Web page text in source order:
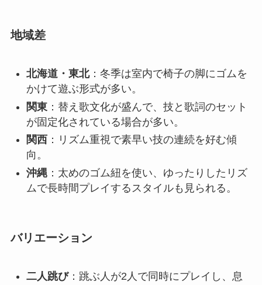
地域差
北海道・東北：冬季は室内で椅子の脚にゴムを
かけて遊ぶ形式が多い。
関東：替え歌文化が盛んで、技と歌詞のセット
が固定化されている場合が多い。
関西：リズム重視で素早い技の連続を好む傾
向。
沖縄：太めのゴム紐を使い、ゆったりしたリズ
ムで長時間プレイするスタイルも見られる。
バリエーション
二人跳び：跳ぶ人が2人で同時にプレイし、息